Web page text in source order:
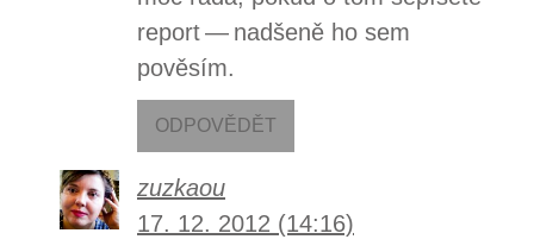
report — nadšeně ho sem
pověsím.
ODPOVĚDĚT
zuzkaou
17. 12. 2012 (14:16)